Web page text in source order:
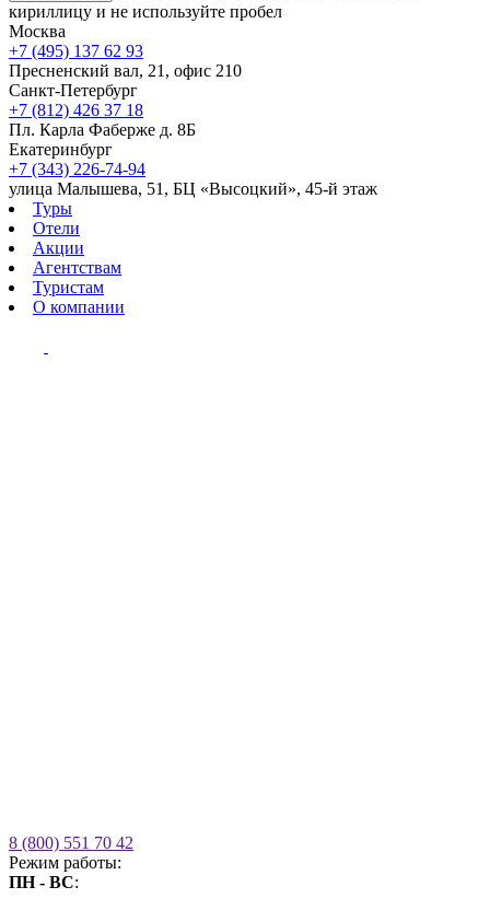
кириллицу и не используйте пробел
Москва
+7 (495) 137 62 93
Пресненский вал, 21, офис 210
Санкт-Петербург
+7 (812) 426 37 18
Пл. Карла Фаберже д. 8Б
Екатеринбург
+7 (343) 226-74-94
улица Малышева, 51, БЦ «Высоцкий», 45-й этаж
Туры
Отели
Акции
Агентствам
Туристам
О компании
8 (800) 551 70 42
Режим работы:
ПН - ВС: